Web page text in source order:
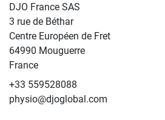
DJO France SAS
3 rue de Béthar
Centre Européen de Fret
64990 Mouguerre
France
+33 559528088
physio@djoglobal.com